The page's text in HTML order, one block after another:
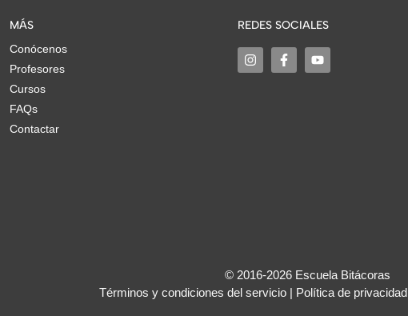
MÁS
Conócenos
Profesores
Cursos
FAQs
Contactar
REDES SOCIALES
© 2016-2026 Escuela Bitácoras
Términos y condiciones del servicio | Política de privacidad